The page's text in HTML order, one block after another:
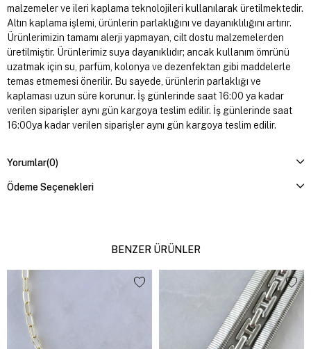
malzemeler ve ileri kaplama teknolojileri kullanılarak üretilmektedir.
Altın kaplama işlemi, ürünlerin parlaklığını ve dayanıklılığını artırır.
Ürünlerimizin tamamı alerji yapmayan, cilt dostu malzemelerden
üretilmiştir. Ürünlerimiz suya dayanıklıdır; ancak kullanım ömrünü
uzatmak için su, parfüm, kolonya ve dezenfektan gibi maddelerle
temas etmemesi önerilir. Bu sayede, ürünlerin parlaklığı ve
kaplaması uzun süre korunur. İş günlerinde saat 16:00 ya kadar
verilen siparişler aynı gün kargoya teslim edilir. İş günlerinde saat
16:00ya kadar verilen siparişler aynı gün kargoya teslim edilir.
Yorumlar(0)
Ödeme Seçenekleri
BENZER ÜRÜNLER